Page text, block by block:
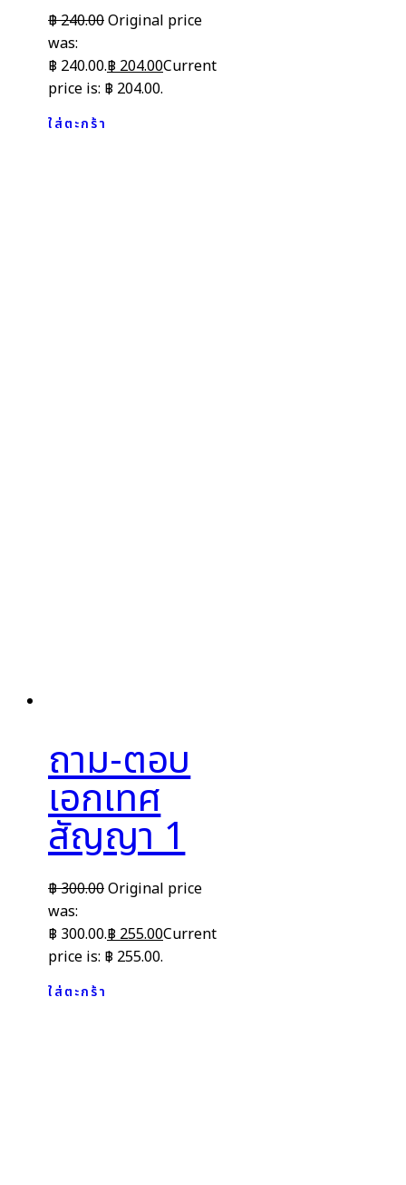
฿240.00Original price
was:
฿ 240.00.฿204.00Current
price is: ฿ 204.00.
ใส่ตะกร้า
ถาม-ตอบ
เอกเทศ
สัญญา 1
฿300.00Original price
was:
฿ 300.00.฿255.00Current
price is: ฿ 255.00.
ใส่ตะกร้า